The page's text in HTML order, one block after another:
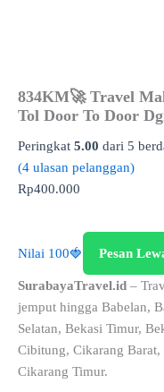
834KM🚀 Travel
Tol Door To Door
Peringkat 5.00 dari 5
(4 ulasan pelanggan)
Rp400.000
Nilai 100🍓 Pesan
SurabayaTravel.id –
jemput hingga Babelan,
Selatan, Bekasi Timur,
Cibitung, Cikarang Barat,
Cikarang Timur.